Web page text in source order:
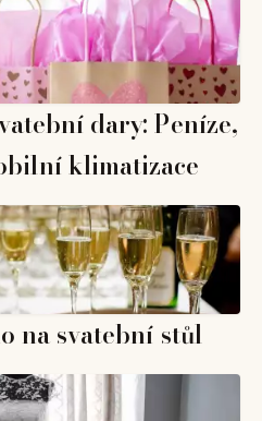
dary: Peníze,
klimatizace
na svatební stůl